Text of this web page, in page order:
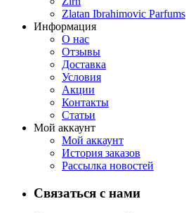
Zlatan Ibrahimovic Parfums
Информация
О нас
Отзывы
Доставка
Условия
Aкции
Контакты
Статьи
Мой аккаунт
Мой аккаунт
История заказов
Рассылка новостей
Связаться с нами